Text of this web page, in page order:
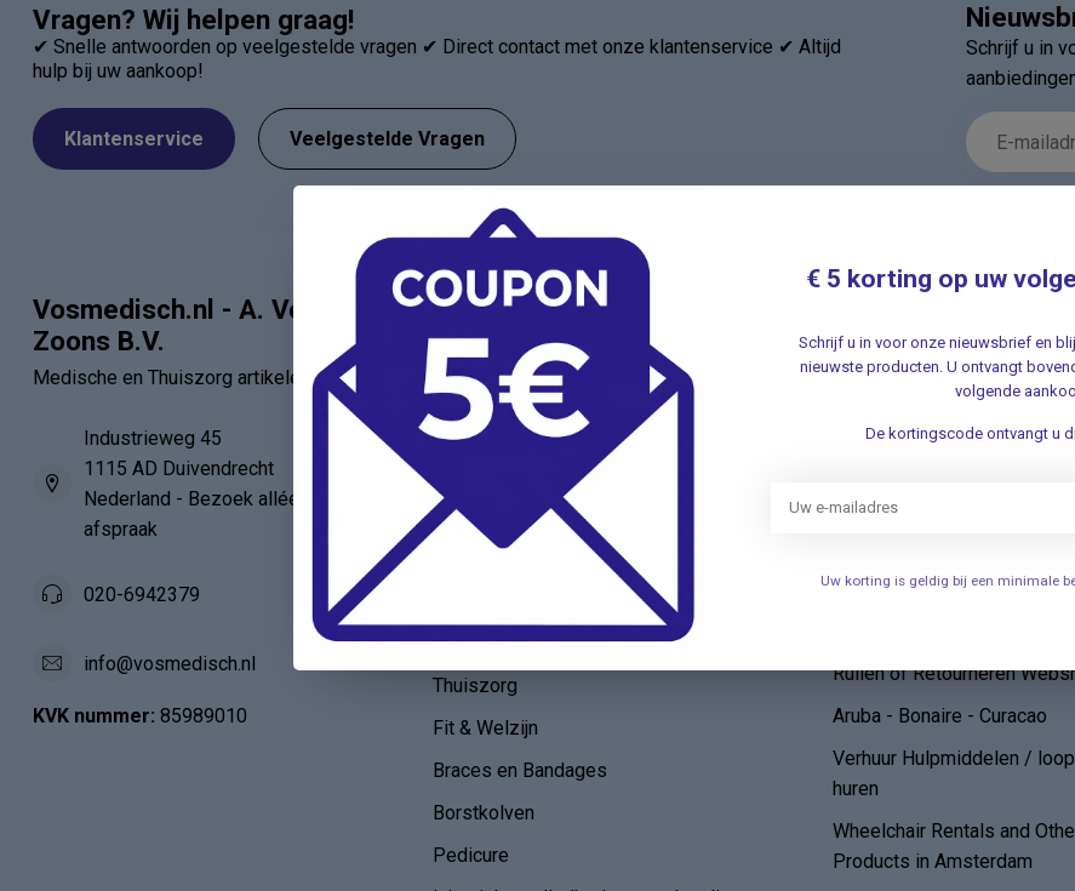
Vragen? Wij helpen graag!
✔ Snelle antwoorden op veelgestelde vragen ✔ Direct contact met onze klantenservice ✔ Altijd
hulp bij uw aankoop!
Klantenservice Veelgestelde Vragen
Schrijf u in
Vosmedisch.nl - A. Vos en
Zoons B.V.
Medische en Thuiszorg artikelen
Industrieweg 45
1115 AD Duivendrecht
Nederland - Bezoek alléén op
afspraak
020-6942379
info@vosmedisch.nl
KVK nummer: 85989010
Categorieën
Artsen
Verbandartikelen
EHBO - BHV
HAIO / AIO
Diabetes en Zelftesten
Thuiszorg
Fit & Welzijn
Braces en Bandages
Borstkolven
Pedicure
Verhuizing
Openingstijden
Persoonlijke uitleg over het
FAQ/ Veelgestelde Vragen
Klantenservice
Ruilen of Retourneren
Aruba - Bonaire - Curacao
Verhuur Hulpmiddelen /
huren
Wheelchair Rentals and
Products in Amsterdam
€ 5 korting op uw
Schrijf u in voor onze nieuwsbrief en
nieuwste producten. U ontvangt
volgende
De kortingscode ontvangt u
Uw korting is geldig bij een minimale